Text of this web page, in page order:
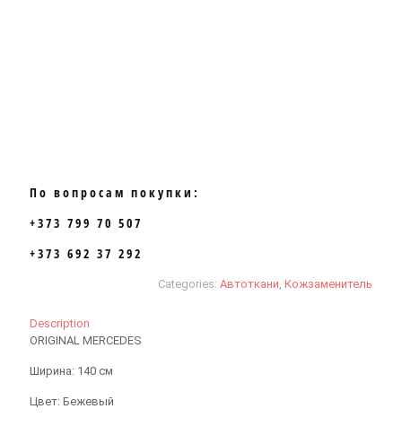
По вопросам покупки:
+373 799 70 507
+373 692 37 292
Categories: Автоткани, Кожзаменитель
Description
ORIGINAL MERCEDES
Ширина: 140 см
Цвет: Бежевый